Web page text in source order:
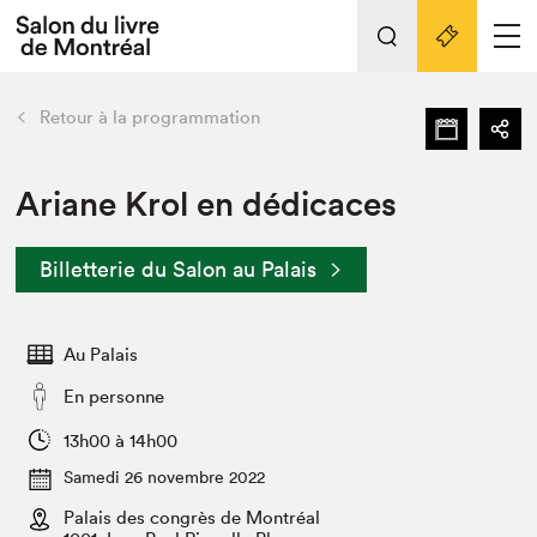
Espace médias
Espace exposant⋅e⋅s
Tout sur l'édition 2022
Actualités
Vidéos et Balados
Club de lecture Braindate
retour Nos activités
Édition 2022
Nous connaître
Projets partenaires 2022
Archives
Liens pratiques
Retour à la programmation
Ariane Krol en dédicaces
Billetterie du Salon au Palais
Au Palais
En personne
13h00 à 14h00
Samedi 26 novembre 2022
Palais des congrès de Montréal